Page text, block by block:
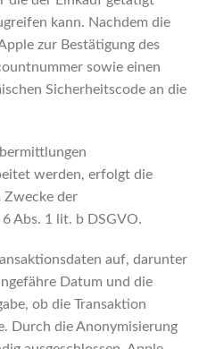
kann. Nachdem die
zur Bestätigung des
sowie einen
Sicherheitscode an die
werden, erfolgt die
Zwecke der
Abs. 1 lit. b DSGVO.
auf, darunter
Datum und die
ob die Transaktion
Durch die Anonymisierung